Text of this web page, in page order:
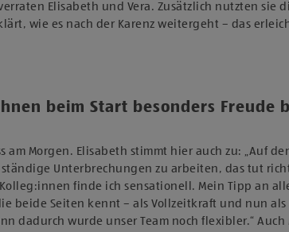
Elisabeth und Vera. Zusätzlich nutzten
wie es nach der Karenz weitergeht – das
beim Start besonders Freude
am Morgen. Elisabeth stimmt hier auch zu: „Auf
Unterbrechungen zu arbeiten, das tut
finde ich sensationell. Mein Tipp an
beide Seiten kennt – als Vollzeitkraft und nun
dadurch wurde unser Team noch flexibler.“